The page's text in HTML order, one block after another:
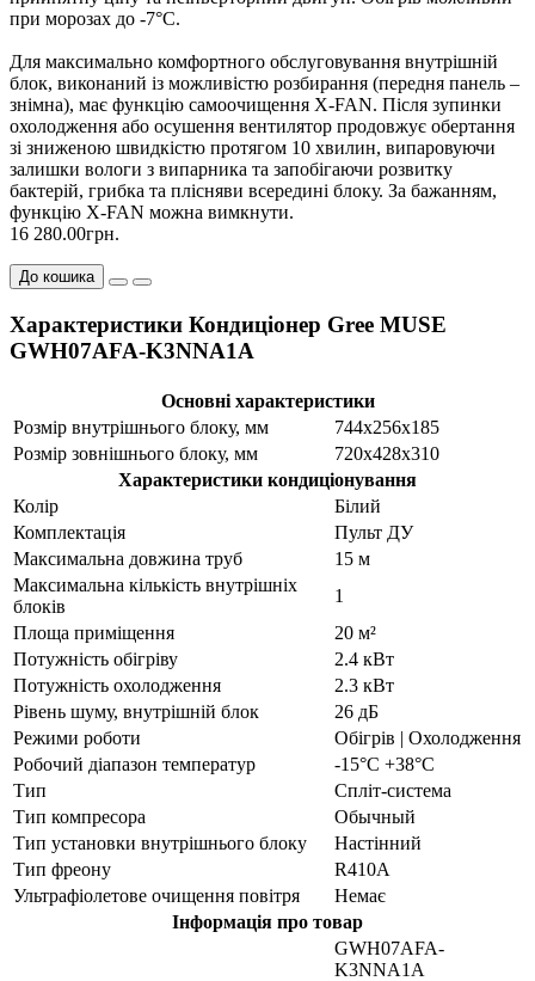
при морозах до -7°С.
Для максимально комфортного обслуговування внутрішній
блок, виконаний із можливістю розбирання (передня панель –
знімна), має функцію самоочищення X-FAN. Після зупинки
охолодження або осушення вентилятор продовжує обертання
зі зниженою швидкістю протягом 10 хвилин, випаровуючи
залишки вологи з випарника та запобігаючи розвитку
бактерій, грибка та плісняви всередині блоку. За бажанням,
функцію X-FAN можна вимкнути.
16 280.00грн.
До кошика
Характеристики Кондиціонер Gree MUSE
GWH07AFA-K3NNA1A
Основні характеристики
Розмір внутрішнього блоку, мм
744x256x185
Розмір зовнішнього блоку, мм
720x428x310
Характеристики кондиціонування
Колір
Білий
Комплектація
Пульт ДУ
Максимальна довжина труб
15 м
Максимальна кількість внутрішніх
блоків
1
Площа приміщення
20 м²
Потужність обігріву
2.4 кВт
Потужність охолодження
2.3 кВт
Рівень шуму, внутрішній блок
26 дБ
Режими роботи
Обігрів | Охолодження
Робочий діапазон температур
-15°С +38°С
Тип
Спліт-система
Тип компресора
Обычный
Тип установки внутрішнього блоку
Настінний
Тип фреону
R410A
Ультрафіолетове очищення повітря
Немає
Інформація про товар
GWH07AFA-
K3NNA1A